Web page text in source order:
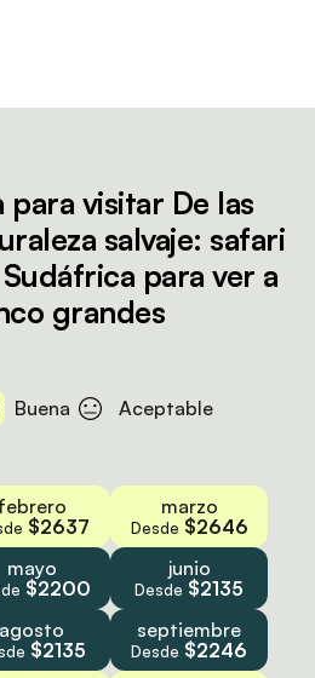
visitar De las
salvaje: safari
para ver a
grandes
Buena Aceptable
febrero
$2637
marzo
Desde $2646
mayo
$2200
junio
Desde $2135
agosto
$2135
septiembre
Desde $2246